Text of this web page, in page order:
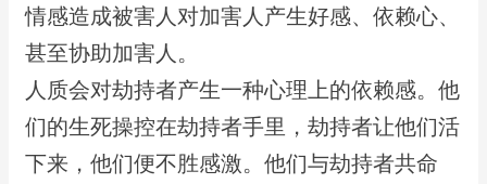
情感造成​被害人对加害人产生好感、依赖心、
甚至协助加害人。
​人质会对劫持者产生一种心理上的依赖感。他
们的生死操控在劫持者手里，劫持者让他们活
下来，​他们便不胜感激。他们与劫持者共命